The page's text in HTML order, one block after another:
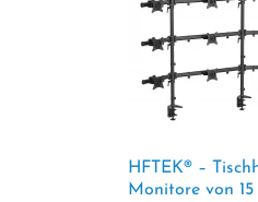
HFTEK® –
Monitore von 15